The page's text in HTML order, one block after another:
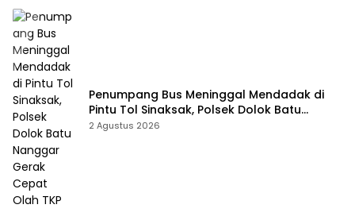
Penumpang Bus Meninggal Mendadak di
Pintu Tol Sinaksak, Polsek Dolok Batu
Nanggar Gerak Cepat Olah TKP
2 Agustus 2026